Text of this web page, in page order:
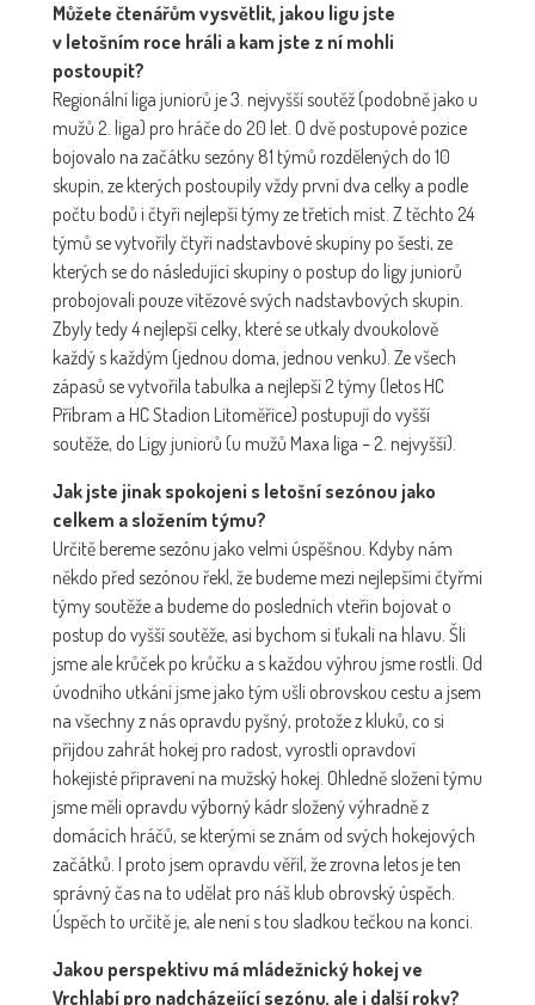
Můžete čtenářům vysvětlit, jakou ligu jste
v letošním roce hráli a kam jste z ní mohli
postoupit?
Regionální liga juniorů je 3. nejvyšší soutěž (podobně jako u
mužů 2. liga) pro hráče do 20 let. O dvě postupové pozice
bojovalo na začátku sezóny 81 týmů rozdělených do 10
skupin, ze kterých postoupily vždy první dva celky a podle
počtu bodů i čtyři nejlepší týmy ze třetích míst. Z těchto 24
týmů se vytvořily čtyři nadstavbové skupiny po šesti, ze
kterých se do následující skupiny o postup do ligy juniorů
probojovali pouze vítězové svých nadstavbových skupin.
Zbyly tedy 4 nejlepší celky, které se utkaly dvoukolově
každý s každým (jednou doma, jednou venku). Ze všech
zápasů se vytvořila tabulka a nejlepší 2 týmy (letos HC
Příbram a HC Stadion Litoměřice) postupují do vyšší
soutěže, do Ligy juniorů (u mužů Maxa liga – 2. nejvyšší).
Jak jste jinak spokojeni s letošní sezónou jako
celkem a složením týmu?
Určitě bereme sezónu jako velmi úspěšnou. Kdyby nám
někdo před sezónou řekl, že budeme mezi nejlepšími čtyřmi
týmy soutěže a budeme do posledních vteřin bojovat o
postup do vyšší soutěže, asi bychom si ťukali na hlavu. Šli
jsme ale krůček po krůčku a s každou výhrou jsme rostli. Od
úvodního utkání jsme jako tým ušli obrovskou cestu a jsem
na všechny z nás opravdu pyšný, protože z kluků, co si
přijdou zahrát hokej pro radost, vyrostli opravdoví
hokejisté připravení na mužský hokej. Ohledně složení týmu
jsme měli opravdu výborný kádr složený výhradně z
domácích hráčů, se kterými se znám od svých hokejových
začátků. I proto jsem opravdu věřil, že zrovna letos je ten
správný čas na to udělat pro náš klub obrovský úspěch.
Úspěch to určitě je, ale není s tou sladkou tečkou na konci.
Jakou perspektivu má mládežnický hokej ve
Vrchlabí pro nadcházející sezónu, ale i další roky?